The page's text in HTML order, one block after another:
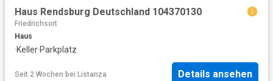
Haus Rendsburg Deutschland 104370130
Friedrichsort
Haus
·Keller·Parkplatz
Seit 2 Wochen bei Listanza Details ansehen